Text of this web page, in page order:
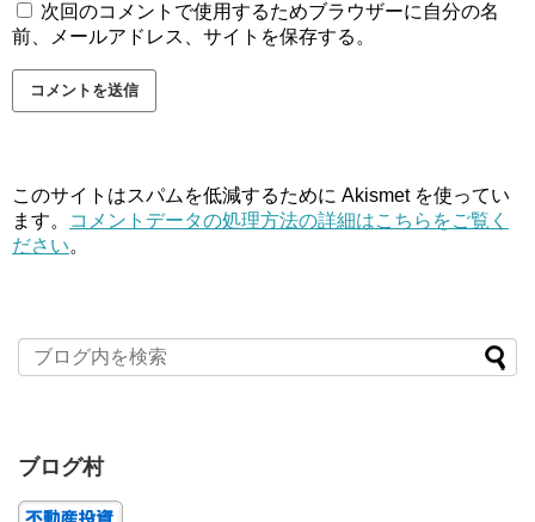
次回のコメントで使用するためブラウザーに自分の名
前、メールアドレス、サイトを保存する。
このサイトはスパムを低減するために Akismet を使ってい
ます。
コメントデータの処理方法の詳細はこちらをご覧く
ださい。
ブログ村